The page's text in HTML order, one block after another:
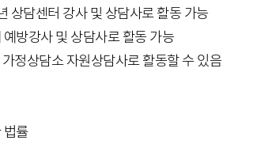
상담센터 강사 및 상담사로 활동 가능
방강사 및 상담사로 활동 가능
정상담소 자원상담사로 활동할 수 있음
법률